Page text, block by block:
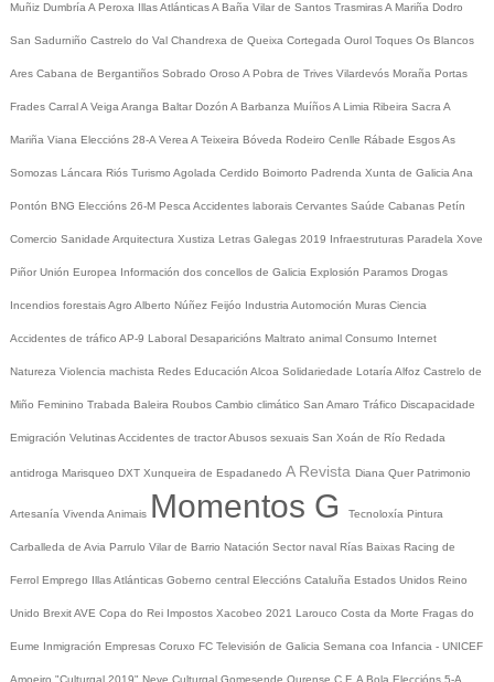
Muñiz Dumbría A Peroxa Illas AtlánticasA Baña Vilar de Santos TrasmirasA Mariña Dodro
San Sadurniño Castrelo do Val Chandrexa de Queixa Cortegada Ourol Toques Os Blancos
Ares Cabana de Bergantiños Sobrado Oroso A Pobra de Trives Vilardevós Moraña Portas
Frades CarralA Veiga Aranga Baltar Dozón A Barbanza MuíñosA Limia Ribeira Sacra A
Mariña Viana Eleccións 28-A Verea A Teixeira Bóveda Rodeiro Cenlle Rábade EsgosAs
Somozas Láncara Riós Turismo Agolada Cerdido Boimorto Padrenda Xunta de Galicia Ana
Pontón BNG Eleccións 26-M Pesca Accidentes laborais Cervantes Saúde Cabanas Petín
Comercio Sanidade Arquitectura Xustiza Letras Galegas 2019 Infraestruturas Paradela Xove
Piñor Unión Europea Información dos concellos de Galicia Explosión Paramos Drogas
Incendios forestaisAgro Alberto Núñez Feijóo Industria Automoción Muras Ciencia
Accidentes de tráfico AP-9 Laboral Desaparicións Maltrato animal Consumo Internet
Natureza Violencia machista Redes Educación Alcoa Solidariedade Lotaría Alfoz Castrelo de
Miño Feminino Trabada Baleira Roubos Cambio climático San Amaro Tráfico Discapacidade
Emigración VelutinasAccidentes de tractorAbusos sexuais San Xoán de Río Redada
antidroga Marisqueo DXT Xunqueira de Espadanedo A Revista Diana Quer Patrimonio
Artesanía Vivenda Animais Momentos G Tecnoloxía Pintura
Carballeda de Avia Parrulo Vilar de Barrio Natación Sector naval Rías Baixas Racing de
Ferrol Emprego Illas Atlánticas Goberno central Eleccións Cataluña Estados Unidos Reino
Unido BrexitAVE Copa do Rei Impostos Xacobeo 2021 Larouco Costa da Morte Fragas do
Eume Inmigración Empresas Coruxo FC Televisión de Galicia Semana coa Infancia - UNICEF
Amoeiro "Culturgal 2019" Neve Culturgal Gomesende Ourense C.F. A Bola Eleccións 5-A